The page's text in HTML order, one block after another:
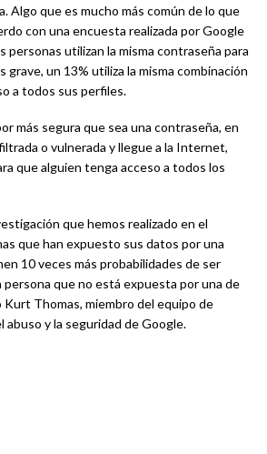
Algo que es mucho más común de lo que
con una encuesta realizada por Google
personas utilizan la misma contraseña para
grave, un 13% utiliza la misma combinación
a todos sus perfiles.
más segura que sea una contraseña, en
o vulnerada y llegue a la Internet,
que alguien tenga acceso a todos los
que hemos realizado en el
que han expuesto sus datos por una
10 veces más probabilidades de ser
persona que no está expuesta por una de
Kurt Thomas, miembro del equipo de
y la seguridad de Google.